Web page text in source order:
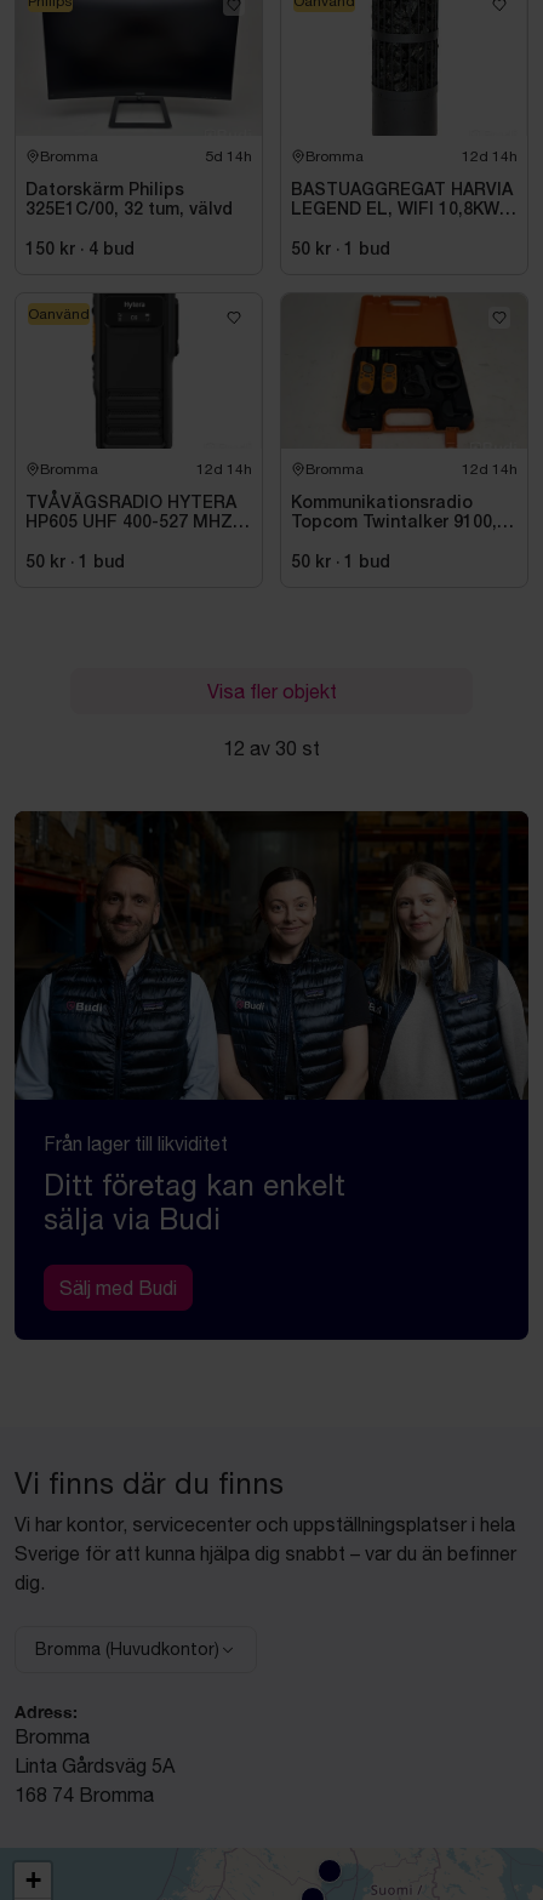
Bromma 5d 14h
Datorskärm Philips
325E1C/00, 32 tum, välvd
150 kr · 4 bud
Bromma 12d 14h
BASTUAGGREGAT HARVIA
LEGEND EL, WIFI 10,8KW
50 kr · 1 bud
Bromma 12d 14h
TVÅVÄGSRADIO HYTERA
HP605 UHF 400-527 MHZ
50 kr · 1 bud
Oanvänd
Bromma 12d 14h
Kommunikationsradio
Topcom Twintalker 9100, 2
50 kr · 1 bud
Visa fler objekt
12 av 30 st
Från lager till likviditet
Ditt företag kan enkelt
sälja via Budi
Sälj med Budi
Vi finns där du finns
Vi har kontor, servicecenter och uppställningsplatser i hela
Sverige för att kunna hjälpa dig snabbt – var du än befinner
dig.
Välj anläggning:
Bromma (Huvudkontor)
Adress:
Bromma
Linta Gårdsväg 5A
168 74 Bromma
+